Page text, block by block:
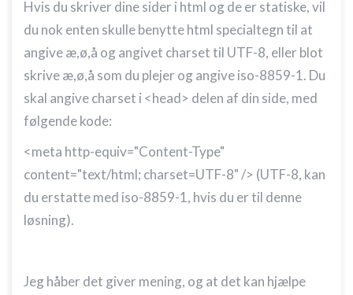
Hvis du skriver dine sider i html og de er statiske, vil
du nok enten skulle benytte html specialtegn til at
angive æ,ø,å og angivet charset til UTF-8, eller blot
skrive æ,ø,å som du plejer og angiveiso-8859-1. Du
skal angive charset i <head> delen af din side, med
følgende kode:
<meta http-equiv="Content-Type"
content="text/html; charset=UTF-8"/> (UTF-8, kan
du erstatte med iso-8859-1, hvis du er til denne
løsning).
Jeg håber det giver mening, og at det kan hjælpe